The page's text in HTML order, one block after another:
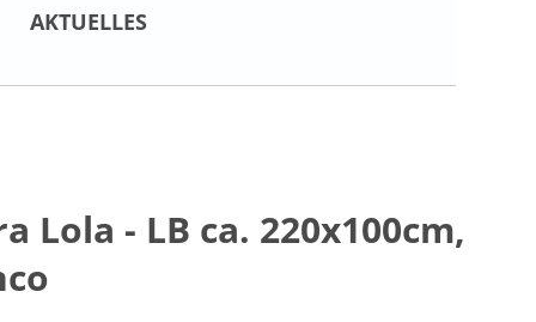
AKTUELLES
Lola - LB ca. 220x100cm,